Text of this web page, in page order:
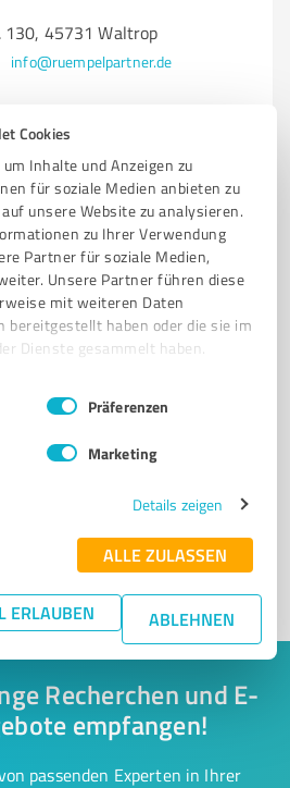
Cookies
Inhalte und Anzeigen zu
für soziale Medien anbieten zu
unsere Website zu analysieren.
zu Ihrer Verwendung
Partner für soziale Medien,
Unsere Partner führen diese
mit weiteren Daten
bereitgestellt haben oder die sie im
Dienste gesammelt haben.
Präferenzen
Marketing
Details zeigen
ALLE ZULASSEN
ERLAUBEN ABLEHNEN
130, 45731 Waltrop
info@ruempelpartner.de
0,00 / 5,00
0
gelistet werden?
Recherchen und E-
empfangen!
passenden Experten in Ihrer